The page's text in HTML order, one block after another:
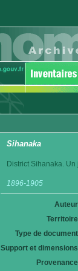
Sihanaka
District Sihanaka. Un
1896-1905
Type de
Support et